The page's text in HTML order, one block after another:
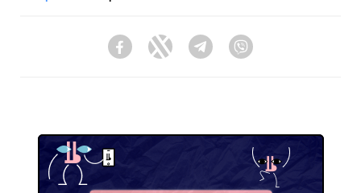
FacebookTwitter Telegram